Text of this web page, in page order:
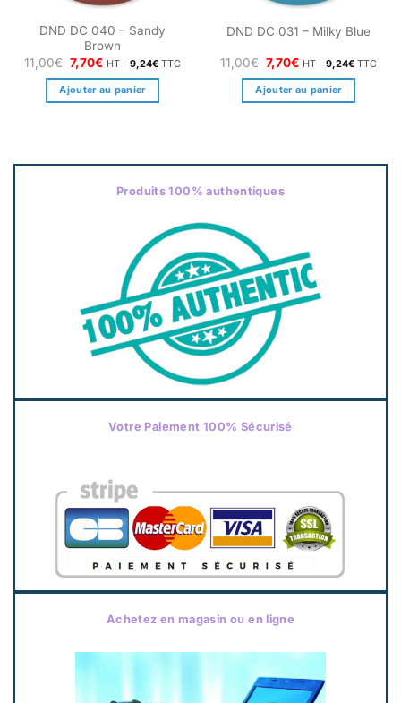
DND DC 040 – Sandy
Brown
11,00€ Le
prix
initial
était :
11,00€.
7,70€Le
actuel
est :
7,70€.
HT -9,24€ TTC
Ajouter au panier
DND DC 031 – Milky Blue
11,00€ Le
prix
initial
était :
11,00€.
7,70€Le
actuel
est :
7,70€.
HT -9,24€ TTC
Ajouter au panier
Produits 100% authentiques
Votre Paiement 100% Sécurisé
Achetez en magasin ou en ligne